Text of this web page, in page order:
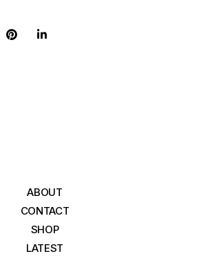
ABOUT
CONTACT
SHOP
LATEST